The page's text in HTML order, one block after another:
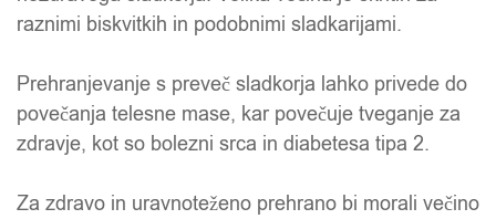
raznimi biskvitkih in podobnimi sladkarijami.
Prehranjevanje s preveč sladkorja lahko privede do
povečanja telesne mase, kar povečuje tveganje za
zdravje, kot so bolezni srca in diabetesa tipa 2.
Za zdravo in uravnoteženo prehrano bi morali večino